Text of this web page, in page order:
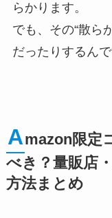
らかります。
でも、その“散ら
だったりするんで
Amazon限定
べき？量販店
方法まとめ